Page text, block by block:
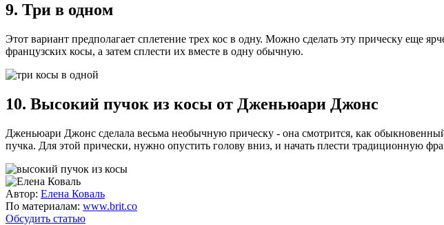
9. Три в одном
Этот вариант предполагает сплетение трех кос в одну. Можно сделать эту прическу еще
французских косы, а затем сплести их вместе в одну обычную.
10. Высокий пучок из косы от Дженьюари Джонс
Дженьюари Джонс сделала весьма необычную прическу - она смотрится, как
пучка. Для этой прически, нужно опустить голову вниз, и начать плести традиционную
Автор: Елена Коваль
По материалам: www.brit.co
Обсудить статью